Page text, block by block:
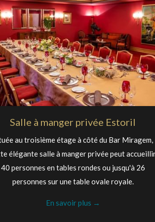
Salle à manger privée Estoril
au troisième étage à côté du Bar Miragem,
élégante salle à manger privée peut
40 personnes en tables rondes ou jusqu'à 26
personnes sur une table ovale royale.
En savoir plus